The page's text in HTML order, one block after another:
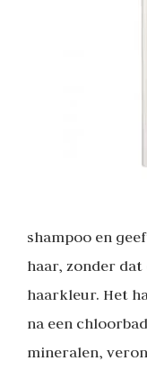
shampoo en
haar, zonder
haarkleur. Het
na een
mineralen,